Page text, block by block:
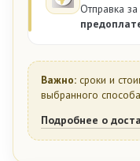
Отправка
Важно: сроки и
выбранного
Подробнее о